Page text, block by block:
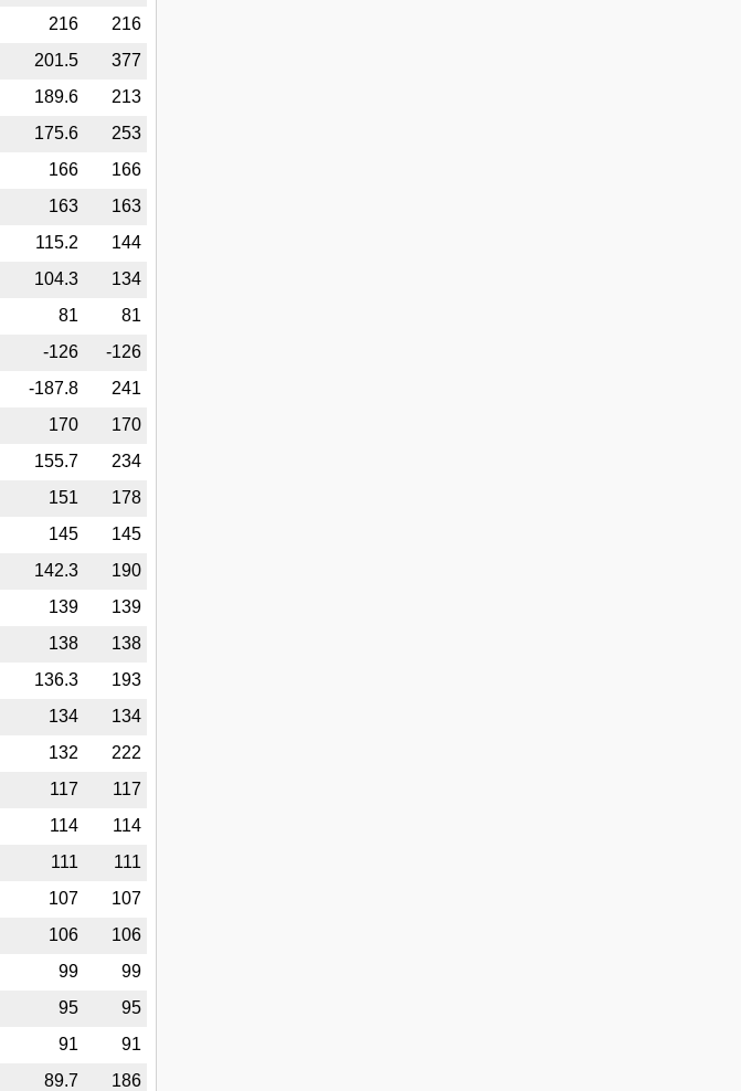
216 216
201.5 377
189.6 213
175.6 253
166 166
163 163
115.2 144
104.3 134
81 81
-126 -126
-187.8 241
170 170
155.7 234
151 178
145 145
142.3 190
139 139
138 138
136.3 193
134 134
132 222
117 117
114 114
111 111
107 107
106 106
99 99
95 95
91 91
89.7 186